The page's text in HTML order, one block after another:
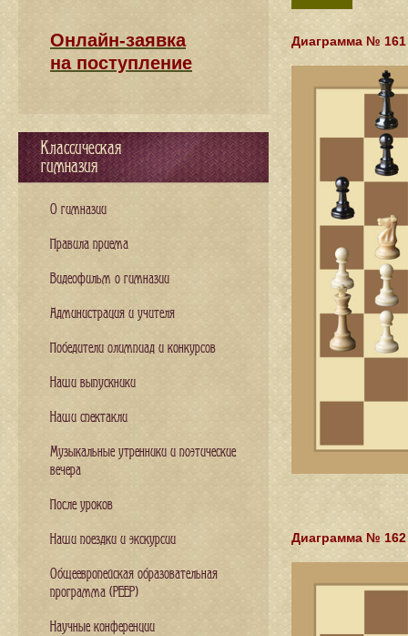
Диаграмма № 161
Диаграмма № 162
Онлайн-заявка
на поступление
Классическая
гимназия
О гимназии
Правила приема
Видеофильм о гимназии
Администрация и учителя
Победители олимпиад и конкурсов
Наши выпускники
Наши спектакли
Музыкальные утренники и поэтические
вечера
После уроков
Наши поездки и экскурсии
Общеевропейская образовательная
программа (PEEP)
Научные конференции